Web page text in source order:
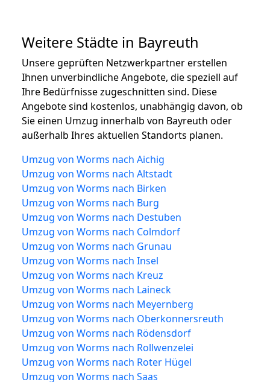
Weitere Städte in Bayreuth
Unsere geprüften Netzwerkpartner erstellen
Ihnen unverbindliche Angebote, die speziell auf
Ihre Bedürfnisse zugeschnitten sind. Diese
Angebote sind kostenlos, unabhängig davon, ob
Sie einen Umzug innerhalb von Bayreuth oder
außerhalb Ihres aktuellen Standorts planen.
Umzug von Worms nach Aichig
Umzug von Worms nach Altstadt
Umzug von Worms nach Birken
Umzug von Worms nach Burg
Umzug von Worms nach Destuben
Umzug von Worms nach Colmdorf
Umzug von Worms nach Grunau
Umzug von Worms nach Insel
Umzug von Worms nach Kreuz
Umzug von Worms nach Laineck
Umzug von Worms nach Meyernberg
Umzug von Worms nach Oberkonnersreuth
Umzug von Worms nach Rödensdorf
Umzug von Worms nach Rollwenzelei
Umzug von Worms nach Roter Hügel
Umzug von Worms nach Saas